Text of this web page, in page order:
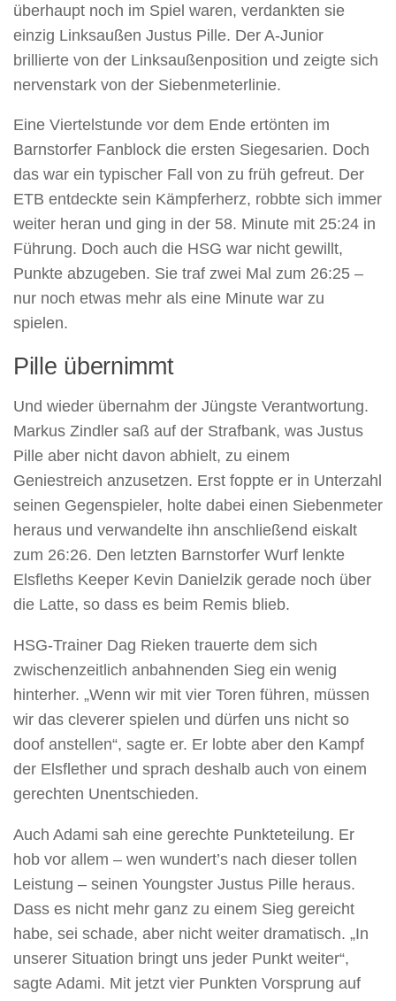
überhaupt noch im Spiel waren, verdankten sie
einzig Linksaußen Justus Pille. Der A-Junior
brillierte von der Linksaußenposition und zeigte sich
nervenstark von der Siebenmeterlinie.
Eine Viertelstunde vor dem Ende ertönten im
Barnstorfer Fanblock die ersten Siegesarien. Doch
das war ein typischer Fall von zu früh gefreut. Der
ETB entdeckte sein Kämpferherz, robbte sich immer
weiter heran und ging in der 58. Minute mit 25:24 in
Führung. Doch auch die HSG war nicht gewillt,
Punkte abzugeben. Sie traf zwei Mal zum 26:25 –
nur noch etwas mehr als eine Minute war zu
spielen.
Pille übernimmt
Und wieder übernahm der Jüngste Verantwortung.
Markus Zindler saß auf der Strafbank, was Justus
Pille aber nicht davon abhielt, zu einem
Geniestreich anzusetzen. Erst foppte er in Unterzahl
seinen Gegenspieler, holte dabei einen Siebenmeter
heraus und verwandelte ihn anschließend eiskalt
zum 26:26. Den letzten Barnstorfer Wurf lenkte
Elsfleths Keeper Kevin Danielzik gerade noch über
die Latte, so dass es beim Remis blieb.
HSG-Trainer Dag Rieken trauerte dem sich
zwischenzeitlich anbahnenden Sieg ein wenig
hinterher. „Wenn wir mit vier Toren führen, müssen
wir das cleverer spielen und dürfen uns nicht so
doof anstellen“, sagte er. Er lobte aber den Kampf
der Elsflether und sprach deshalb auch von einem
gerechten Unentschieden.
Auch Adami sah eine gerechte Punkteteilung. Er
hob vor allem – wen wundert’s nach dieser tollen
Leistung – seinen Youngster Justus Pille heraus.
Dass es nicht mehr ganz zu einem Sieg gereicht
habe, sei schade, aber nicht weiter dramatisch. „In
unserer Situation bringt uns jeder Punkt weiter“,
sagte Adami. Mit jetzt vier Punkten Vorsprung auf